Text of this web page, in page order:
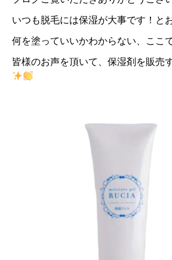
いつも脱毛には保湿が大事です！と
何を塗っていいかわからない、ここ
皆様のお声を頂いて、保湿剤を販売